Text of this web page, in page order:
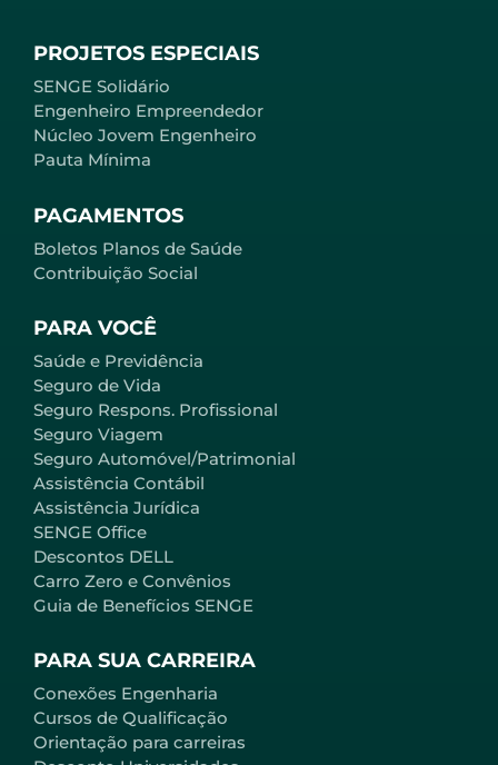
PARA VOCÊ
Saúde e Previdência
Seguro de Vida
Seguro Respons. Profissional
Seguro Viagem
Seguro Automóvel/Patrimonial
Assistência Contábil
Assistência Jurídica
SENGE Office
Descontos DELL
Carro Zero e Convênios
Guia de Benefícios SENGE
PARA SUA CARREIRA
Conexões Engenharia
Cursos de Qualificação
Orientação para carreiras
PROJETOS ESPECIAIS
SENGE Solidário
Engenheiro Empreendedor
Núcleo Jovem Engenheiro
Pauta Mínima
PAGAMENTOS
Boletos Planos de Saúde
Contribuição Social